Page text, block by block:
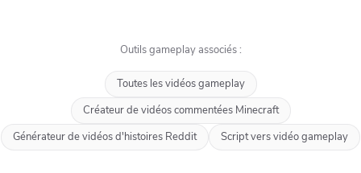
Outils gameplay associés :
Toutes les vidéos gameplay
Créateur de vidéos commentées Minecraft
Générateur de vidéos d'histoires Reddit
Script vers vidéo gameplay